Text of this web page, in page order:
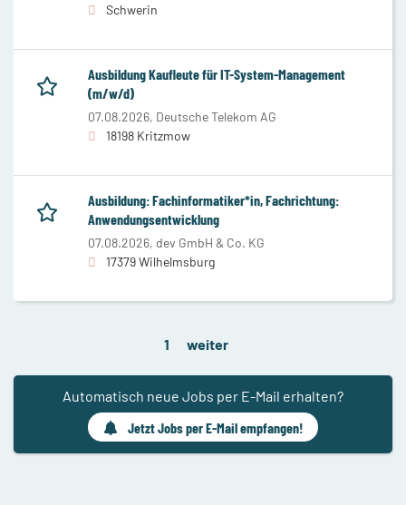
Schwerin
Ausbildung Kaufleute für IT-System-Management
(m/w/d)
07.08.2026, Deutsche Telekom AG
18198 Kritzmow
Ausbildung: Fachinformatiker*in, Fachrichtung:
Anwendungsentwicklung
07.08.2026, dev GmbH & Co. KG
17379 Wilhelmsburg
1 weiter
Automatisch neue Jobs per E-Mail erhalten?
Jetzt Jobs per E-Mail empfangen!